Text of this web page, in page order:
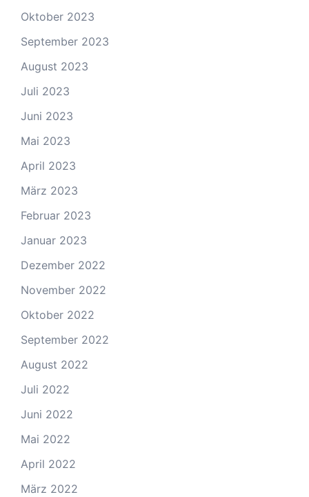
Oktober 2023
September 2023
August 2023
Juli 2023
Juni 2023
Mai 2023
April 2023
März 2023
Februar 2023
Januar 2023
Dezember 2022
November 2022
Oktober 2022
September 2022
August 2022
Juli 2022
Juni 2022
Mai 2022
April 2022
März 2022